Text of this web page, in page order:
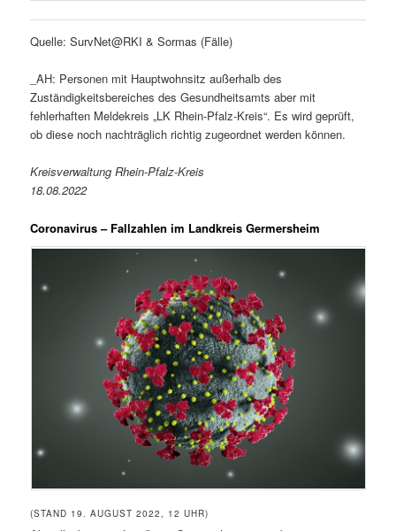
Quelle: SurvNet@RKI & Sormas (Fälle)
_AH: Personen mit Hauptwohnsitz außerhalb des
Zuständigkeitsbereiches des Gesundheitsamts aber mit
fehlerhaften Meldekreis „LK Rhein-Pfalz-Kreis“. Es wird geprüft,
ob diese noch nachträglich richtig zugeordnet werden können.
Kreisverwaltung Rhein-Pfalz-Kreis
18.08.2022
Coronavirus – Fallzahlen im Landkreis Germersheim
(STAND 19. AUGUST 2022, 12 UHR)